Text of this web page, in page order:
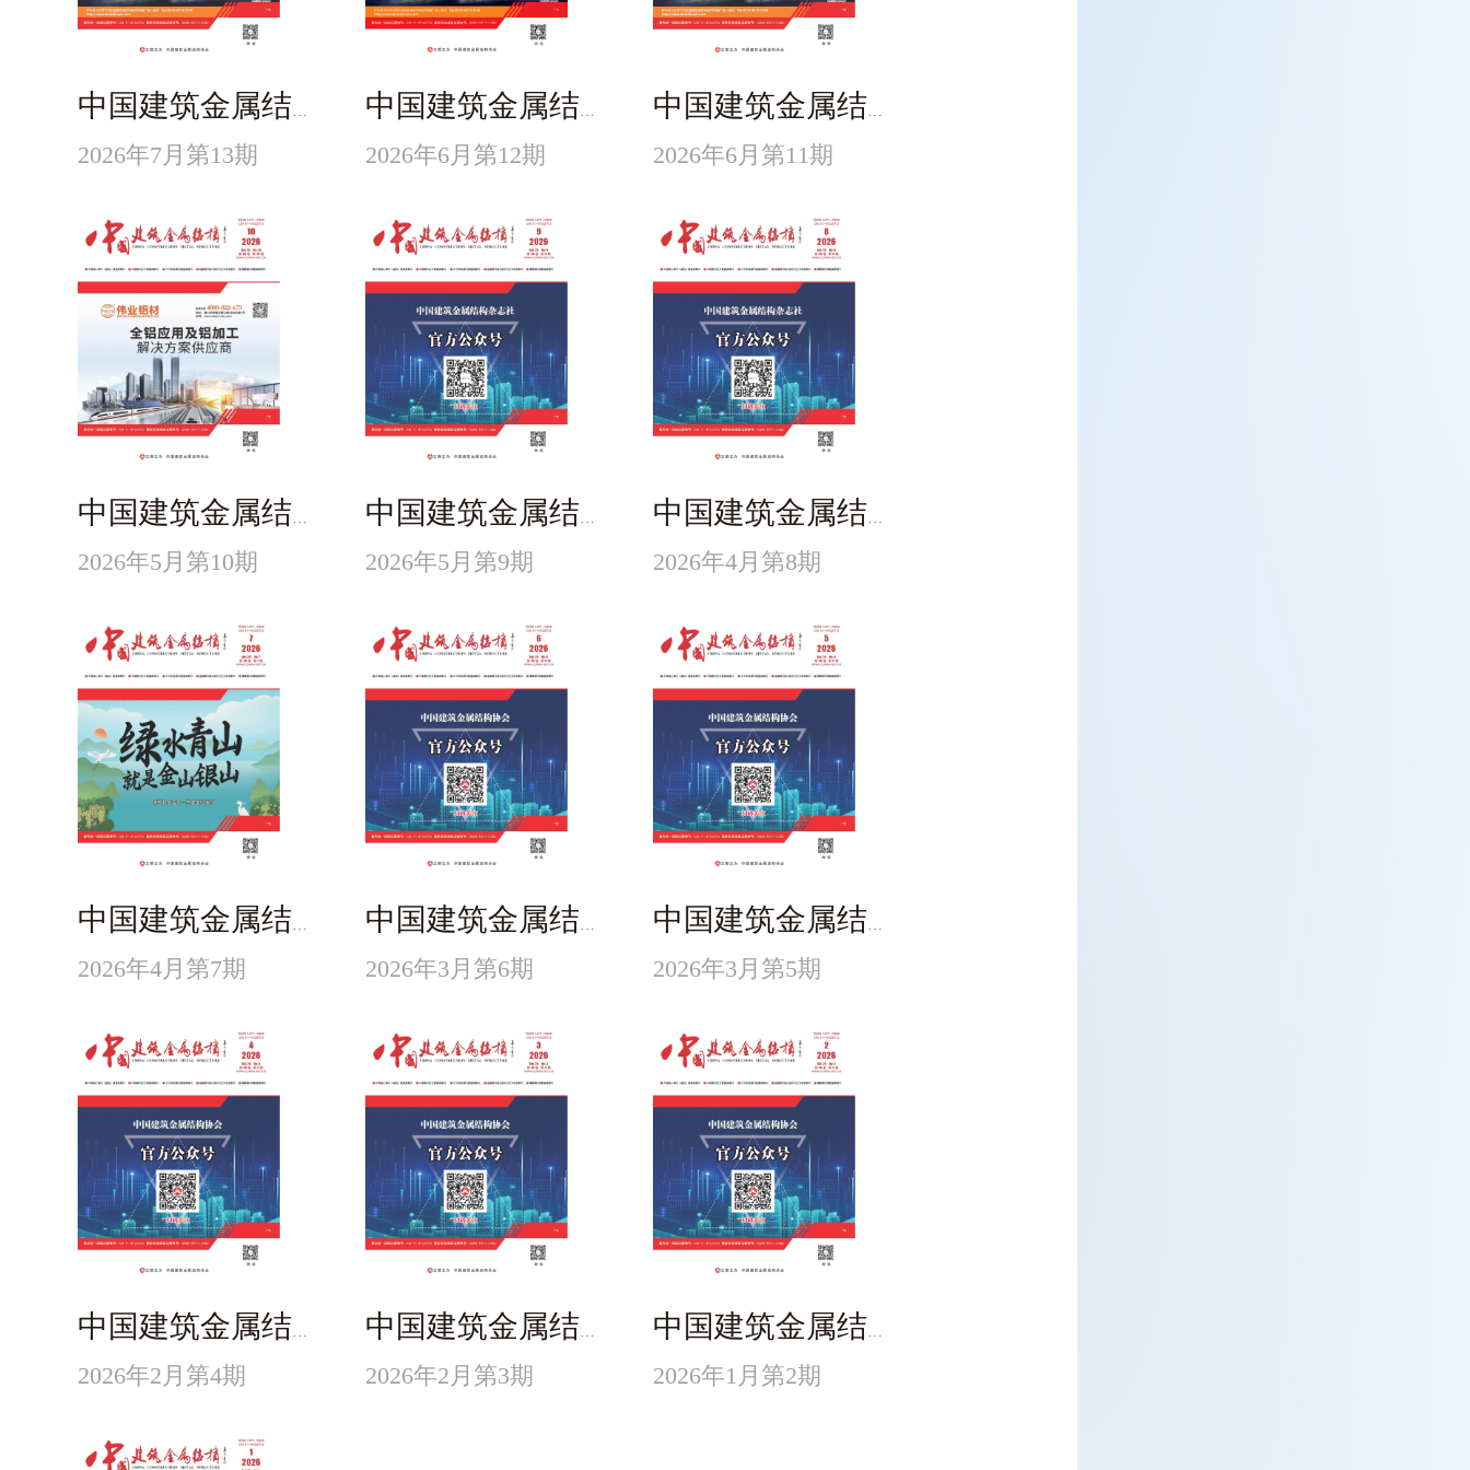
中国建筑金属结构
2026年7月第13期
中国建筑金属结构
2026年6月第12期
中国建筑金属结构
2026年6月第11期
中国建筑金属结构
2026年5月第10期
中国建筑金属结构
2026年5月第9期
中国建筑金属结构
2026年4月第8期
中国建筑金属结构
2026年4月第7期
中国建筑金属结构
2026年3月第6期
中国建筑金属结构
2026年3月第5期
中国建筑金属结构
2026年2月第4期
中国建筑金属结构
2026年2月第3期
中国建筑金属结构
2026年1月第2期